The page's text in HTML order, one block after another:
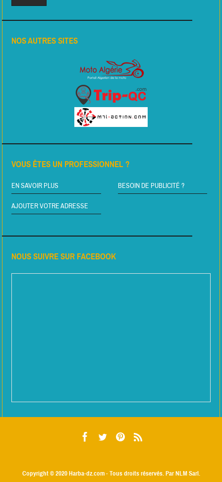
NOS AUTRES SITES
VOUS ÊTES UN PROFESSIONNEL ?
EN SAVOIR PLUS BESOIN DE PUBLICITÉ ?
AJOUTER VOTRE ADRESSE
NOUS SUIVRE SUR FACEBOOK
Copyright © 2020Harba-dz.com- Tous droits réservés. Par NLM Sarl.